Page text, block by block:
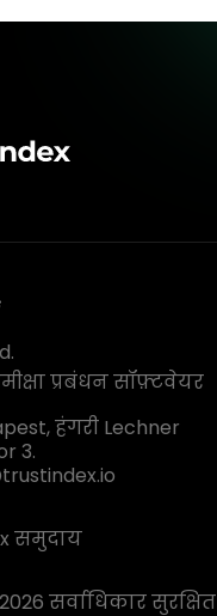
प्रबंधन सॉफ़्टवेयर
हंगरी Lechner
3.
समुदाय
सर्वाधिकार सुरक्षित